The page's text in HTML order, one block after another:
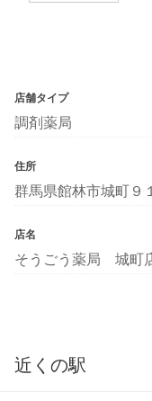
店舗タイプ
調剤薬局
住所
群馬県館林市城町９
店名
そうごう薬局 城町
近くの駅